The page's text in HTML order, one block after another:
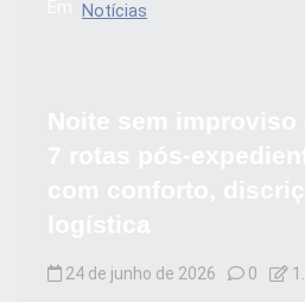
Notícias
24 de junho de 2026 0